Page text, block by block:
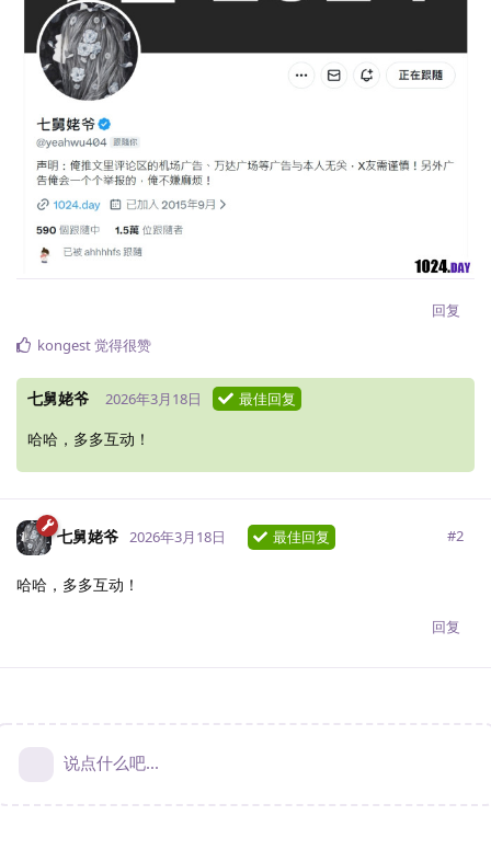
回复
kongest觉得很赞
七舅姥爷 2026年3月18日 最佳回复
哈哈，多多互动！
七舅姥爷 2026年3月18日 #2
最佳回复
哈哈，多多互动！
回复
说点什么吧...